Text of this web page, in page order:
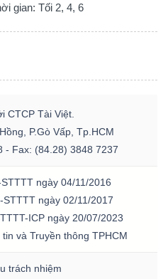
gian: Tối 2, 4, 6
CTCP Tài Việt.
P.Gò Vấp, Tp.HCM
- Fax: (84.28) 3848 7237
ngày 04/11/2016
ngày 02/11/2017
ICP ngày 20/07/2023
và Truyền thông TPHCM
trách nhiệm